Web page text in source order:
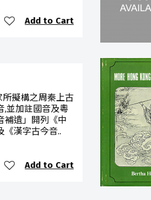
Add to Cart
擬構之周秦上古
,並加註國音及粵
補遺」開列《中
《漢字古今音..
Add to Cart